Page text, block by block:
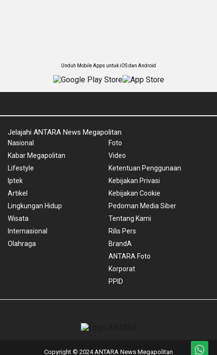
Unduh Mobile Apps untuk iOS dan Android
Jelajahi ANTARA News Megapolitan
Nasional
Kabar Megapolitan
Lifestyle
Iptek
Artikel
Lingkungan Hidup
Wisata
Internasional
Olahraga
Foto
Video
Ketentuan Penggunaan
Kebijakan Privasi
Kebijakan Cookie
Pedoman Media Siber
Tentang Kami
Rilis Pers
BrandA
ANTARA Foto
Korporat
PPID
Copyright © 2024 ANTARA News Megapolitan